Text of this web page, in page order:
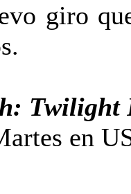
giro
Twilight
en